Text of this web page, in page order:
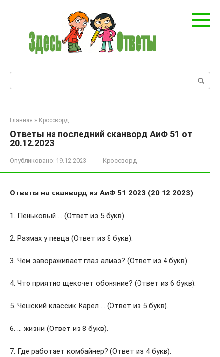
Поиск:
Главная » Кроссворд
Ответы на последний сканворд АиФ 51 от
20.12.2023
Опубликовано: 19.12.2023 Кроссворд
Ответы на сканворд из АиФ 51 2023 (20 12 2023)
1. Пеньковый … (Ответ из 5 букв).
2. Размах у певца (Ответ из 8 букв).
3. Чем завораживает глаз алмаз? (Ответ из 4 букв).
4. Что приятно щекочет обоняние? (Ответ из 6 букв).
5. Чешский классик Карел … (Ответ из 5 букв).
6. … жизни (Ответ из 8 букв).
7. Где работает комбайнер? (Ответ из 4 букв).